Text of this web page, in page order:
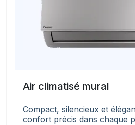
Air climatisé mural
Compact, silencieux et
confort précis dans chaque